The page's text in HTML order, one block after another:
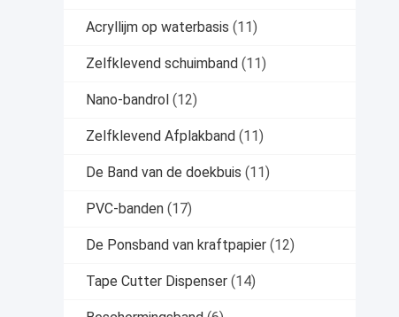
Acryllijm op waterbasis (11)
Zelfklevend schuimband (11)
Nano-bandrol (12)
Zelfklevend Afplakband (11)
De Band van de doekbuis (11)
PVC-banden (17)
De Ponsband van kraftpapier (12)
Tape Cutter Dispenser (14)